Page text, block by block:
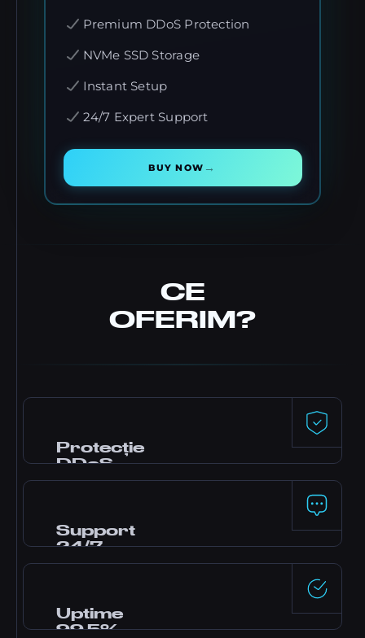
Premium DDoS Protection
NVMe SSD Storage
Instant Setup
24/7 Expert Support
BUY NOW →
CE
OFERIM?
Protecție
DDoS
gaming. Serverul tău rămâne online chiar și
în timpul atacurilor.
Support
24/7
tickete. Majoritatea întrebărilor primesc
răspuns în câteva minute.
Uptime
99.5%